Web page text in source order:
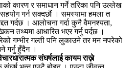
कारण र समाधान गर्ने तरिका पनि उल्लेख
गर्न सक्दछौं । समस्यामा हमला त
गर्दछ । आलोचना गर्दा कुनै वैमनश्यता,
तथ्यमा आधारित भएर गर्नु पर्दछ ।
गम्भीर गल्ती पनि लुकाउने तर मन नपरेको
गर्नु हुँदैन ।
संघर्षलाई कायम राख्ने